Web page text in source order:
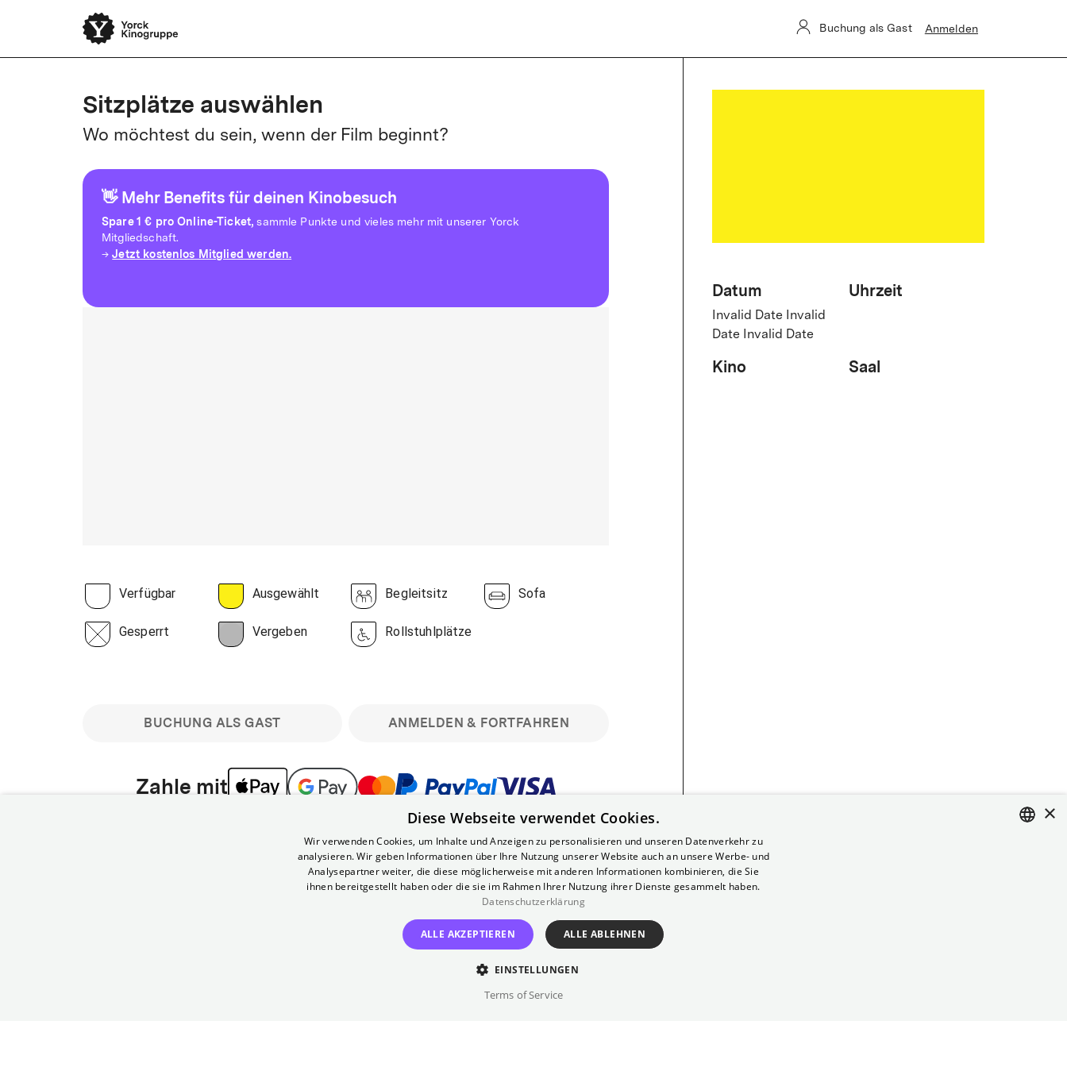
Buchung als Gast Anmelden
Sitzplätze auswählen
Wo möchtest du sein, wenn der Film beginnt?
👋 Mehr Benefits für deinen Kinobesuch
Spare1 € pro Online-Ticket, sammle Punkte und vieles mehr mit unserer Yorck
Mitgliedschaft.
→Jetzt kostenlos Mitglied werden.
Verfügbar Ausgewählt Begleitsitz Sofa
Gesperrt Vergeben Rollstuhlplätze
BUCHUNG ALS GAST ANMELDEN & FORTFAHREN
Zahle mit
Bitte beachte: Gastbuchungen sind nicht stornierbar. Registriere dich kostenlos für bis zu 90
min vor Filmbeginn stornierbare Tickets für reguläre Vorstellungen. Unlimited-Mitglied?
Melde dich an, um deine Benefits nutzen zu können.
Nur sofern du die Buchung angemeldet mit einem kostenlosen Yorck-Mitgliedskonto
Datum
Invalid Date Invalid
Date Invalid Date
Uhrzeit
Kino Saal
×
Diese Webseite verwendet Cookies.
Wir verwenden Cookies, um Inhalte und Anzeigen zu personalisieren und unseren Datenverkehr zu
analysieren. Wir geben Informationen über Ihre Nutzung unserer Website auch an unsere Werbe- und
Analysepartner weiter, die diese möglicherweise mit anderen Informationen kombinieren, die Sie
ihnen bereitgestellt haben oder die sie im Rahmen Ihrer Nutzung ihrer Dienste gesammelt haben.
Datenschutzerklärung
ALLE AKZEPTIEREN ALLE ABLEHNEN
EINSTELLUNGEN
Terms of Service